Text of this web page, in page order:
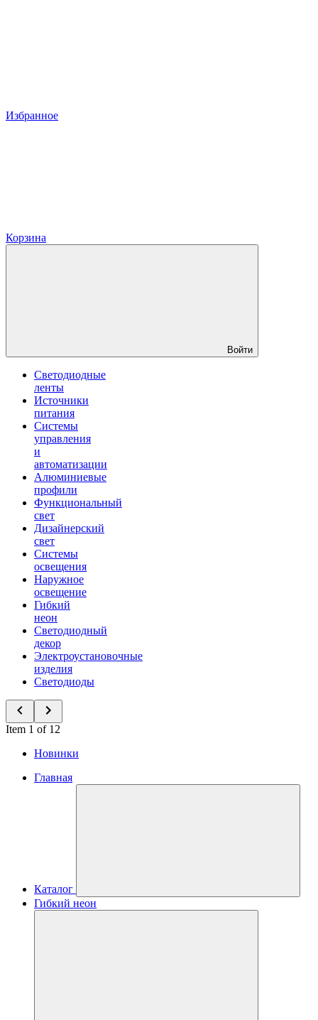
Избранное
Корзина
Войти
Светодиодные
ленты
Источники
питания
Системы
управления
и
автоматизации
Алюминиевые
профили
Функциональный
свет
Дизайнерский
свет
Системы
освещения
Наружное
освещение
Гибкий
неон
Светодиодный
декор
Электроустановочные
изделия
Светодиоды
Item 1 of 12
Новинки
Главная
Каталог
Гибкий неон